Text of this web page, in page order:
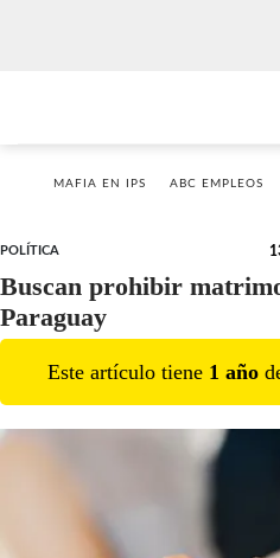
MAFIA EN IPS ABC EMPLEOS
POLÍTICA
Buscan prohibir
Paraguay
Este artículo tiene 1 año